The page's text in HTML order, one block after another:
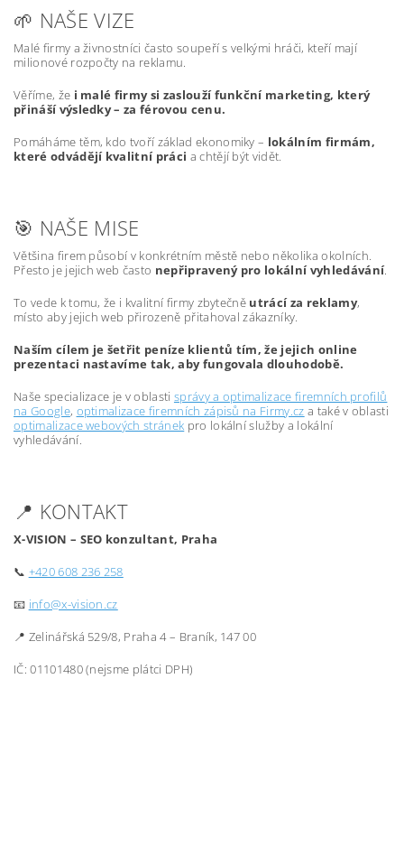
🌱 NAŠE VIZE
Malé firmy a živnostníci často soupeří s velkými hráči, kteří mají
milionové rozpočty na reklamu.
Věříme, že i malé firmy si zaslouží funkční marketing, který
přináší výsledky – za férovou cenu.
Pomáháme těm, kdo tvoří základ ekonomiky – lokálním firmám,
které odvádějí kvalitní práci a chtějí být vidět.
🎯 NAŠE MISE
Většina firem působí v konkrétním městě nebo několika okolních.
Přesto je jejich web často nepřipravený pro lokální vyhledávání.
To vede k tomu, že i kvalitní firmy zbytečně utrácí za reklamy,
místo aby jejich web přirozeně přitahoval zákazníky.
Naším cílem je šetřit peníze klientů tím, že jejich online
prezentaci nastavíme tak, aby fungovala dlouhodobě.
Naše specializace je v oblasti správy a optimalizace firemních profilů
na Google, optimalizace firemních zápisů na Firmy.cz a také v oblasti
optimalizace webových stránek pro lokální služby a lokální
vyhledávání.
📍 KONTAKT
X-VISION – SEO konzultant, Praha
📞 +420 608 236 258
📧 info@x-vision.cz
📍 Zelinářská 529/8, Praha 4 – Braník, 147 00
IČ: 01101480 (nejsme plátci DPH)